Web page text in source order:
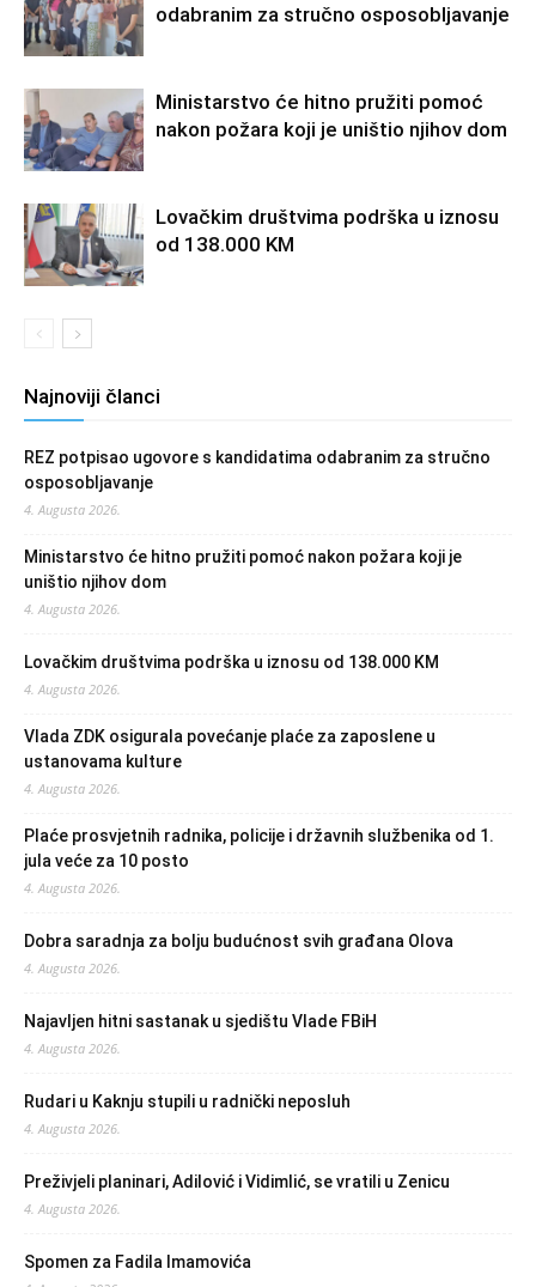
odabranim za stručno osposobljavanje
Ministarstvo će hitno pružiti pomoć
nakon požara koji je uništio njihov dom
Lovačkim društvima podrška u iznosu
od 138.000 KM
Najnoviji članci
REZ potpisao ugovore s kandidatima odabranim za stručno
osposobljavanje
4. Augusta 2026.
Ministarstvo će hitno pružiti pomoć nakon požara koji je
uništio njihov dom
4. Augusta 2026.
Lovačkim društvima podrška u iznosu od 138.000 KM
4. Augusta 2026.
Vlada ZDK osigurala povećanje plaće za zaposlene u
ustanovama kulture
4. Augusta 2026.
Plaće prosvjetnih radnika, policije i državnih službenika od 1.
jula veće za 10 posto
4. Augusta 2026.
Dobra saradnja za bolju budućnost svih građana Olova
4. Augusta 2026.
Najavljen hitni sastanak u sjedištu Vlade FBiH
4. Augusta 2026.
Rudari u Kaknju stupili u radnički neposluh
4. Augusta 2026.
Preživjeli planinari, Adilović i Vidimlić, se vratili u Zenicu
4. Augusta 2026.
Spomen za Fadila Imamovića